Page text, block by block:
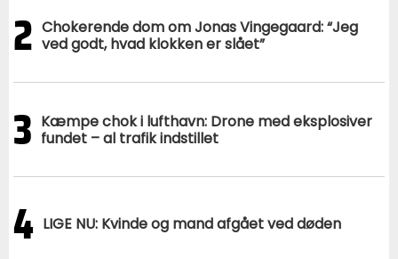
2 Chokerende dom om Jonas Vingegaard: “Jeg
ved godt, hvad klokken er slået”
3 Kæmpe chok i lufthavn: Drone med eksplosiver
fundet – al trafik indstillet
4 LIGE NU: Kvinde og mand afgået ved døden